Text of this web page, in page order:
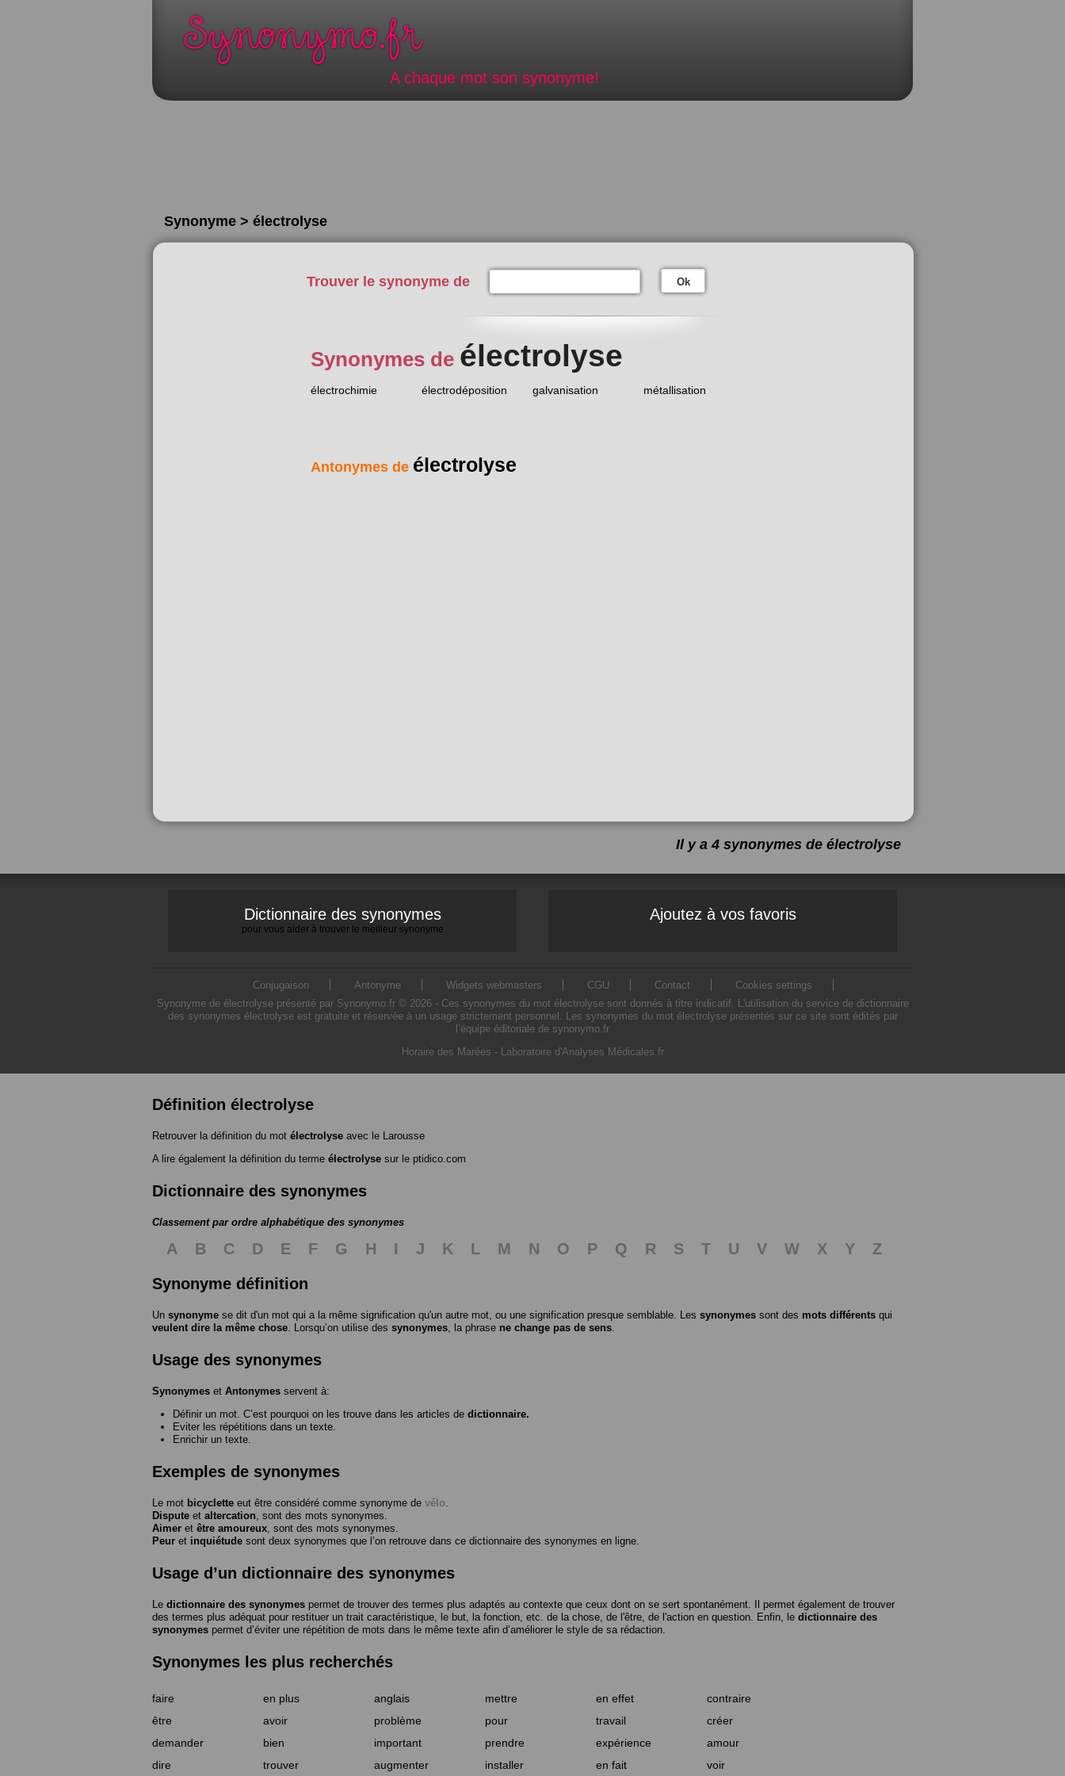
A chaque mot son synonyme!
Synonyme > électrolyse
Trouver le synonyme de Ok
Synonymes de électrolyse
électrochimie électrodéposition galvanisation métallisation
Antonymes de électrolyse
Il y a 4 synonymes de électrolyse
Dictionnaire des synonymes
pour vous aider à trouver le meilleur synonyme
Ajoutez à vos favoris
Conjugaison Antonyme Widgets webmasters CGU Contact
Cookies settings
Synonyme de électrolyse présenté par Synonymo.fr © 2026 - Ces synonymes du mot électrolyse sont donnés à titre indicatif. L'utilisation du service de dictionnaire
des synonymes électrolyse est gratuite et réservée à un usage strictement personnel. Les synonymes du mot électrolyse présentés sur ce site sont édités par
l’équipe éditoriale de synonymo.fr
Horaire des Marées - Laboratoire d'Analyses Médicales.fr
Définition électrolyse
Retrouver la définition du mot électrolyse avec le Larousse
A lire également la définition du terme électrolyse sur le ptidico.com
Dictionnaire des synonymes
Classement par ordre alphabétique des synonymes
A B C D E F G H I J K L M N O P Q R S T U V W X Y
Z
Synonyme définition
Un synonyme se dit d'un mot qui a la même signification qu'un autre mot, ou une signification presque semblable. Les synonymes sont des mots différents qui
veulent dire la même chose . Lorsqu’on utilise des synonymes , la phrase ne change pas de sens
Usage des synonymes
Synonymes et Antonymes servent à:
Définir un mot. C’est pourquoi on les trouve dans les articles de dictionnaire.
Eviter les répétitions dans un texte.
Enrichir un texte.
Exemples de synonymes
Le mot bicyclette eut être considéré comme synonyme de vélo
Dispute et altercation , sont des mots synonymes.
Aimer et être amoureux , sont des mots synonymes.
Peur et inquiétude sont deux synonymes que l’on retrouve dans ce dictionnaire des synonymes en ligne.
Usage d’un dictionnaire des synonymes
Le dictionnaire des synonymes permet de trouver des termes plus adaptés au contexte que ceux dont on se sert spontanément. Il permet également de trouver
des termes plus adéquat pour restituer un trait caractéristique, le but, la fonction, etc. de la chose, de l'être, de l'action en question. Enfin, le dictionnaire des
synonymes permet d’éviter une répétition de mots dans le même texte afin d’améliorer le style de sa rédaction.
Synonymes les plus recherchés
faire en plus anglais mettre en effet
contraire
être
avoir problème pour travail
créer
demander
bien important prendre expérience
amour
dire
trouver augmenter installer en fait voir